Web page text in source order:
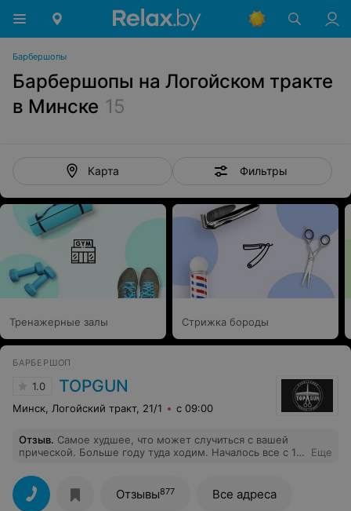
Барбершопы
Барбершопы на Логойском тракте
в Минске 15
Карта Фильтры
Тренажерные залы Стрижка бороды
БАРБЕРШОП
1.0 TOPGUN
Минск, Логойский тракт, 21/1 с 09:00
Отзыв. Самое худшее, что может случиться с вашей
прической. Больше году туда ходим. Началось все с 1
По итогу просто ужас. Уговорили пойти в другой
филиал к мастеру Сергею. Отличный мастер. Но как
только попадаем не к нему! Ужас! Про сервис вообще
Еще
Отзывы877 Все адреса